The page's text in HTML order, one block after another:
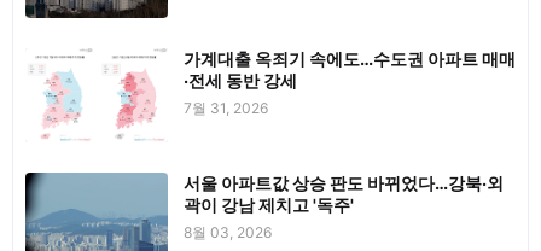
가계대출 옥죄기 속에도…수도권 아파트 매매
·전세 동반 강세
7월 31, 2026
서울 아파트값 상승 판도 바뀌었다…강북·외
곽이 강남 제치고 '독주'
8월 03, 2026